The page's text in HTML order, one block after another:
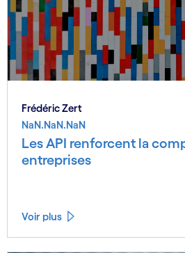
Frédéric Zert
NaN.NaN.NaN
Les API renforcent la
entreprises
Voir plus